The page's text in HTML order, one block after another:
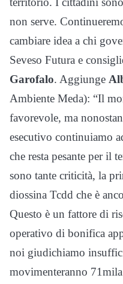
non serve.
cambiare idea a chi
Seveso Futura e
Garofalo. Aggiunge
Ambiente Meda): “Il
favorevole, ma
esecutivo continuiamo
che resta pesante per il
sono tante criticità, la
diossina Tcdd che è
Questo è un fattore di
operativo di bonifica
noi giudichiamo
movimenteranno